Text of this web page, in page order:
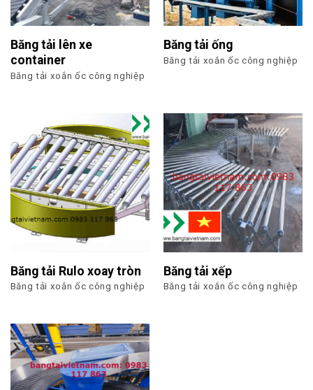
Băng tải lên xe
container
Băng tải xoắn ốc công nghiệp
Băng tải ống
Băng tải xoắn ốc công nghiệp
Băng tải Rulo xoay tròn
Băng tải xoắn ốc công nghiệp
Băng tải xếp
Băng tải xoắn ốc công nghiệp